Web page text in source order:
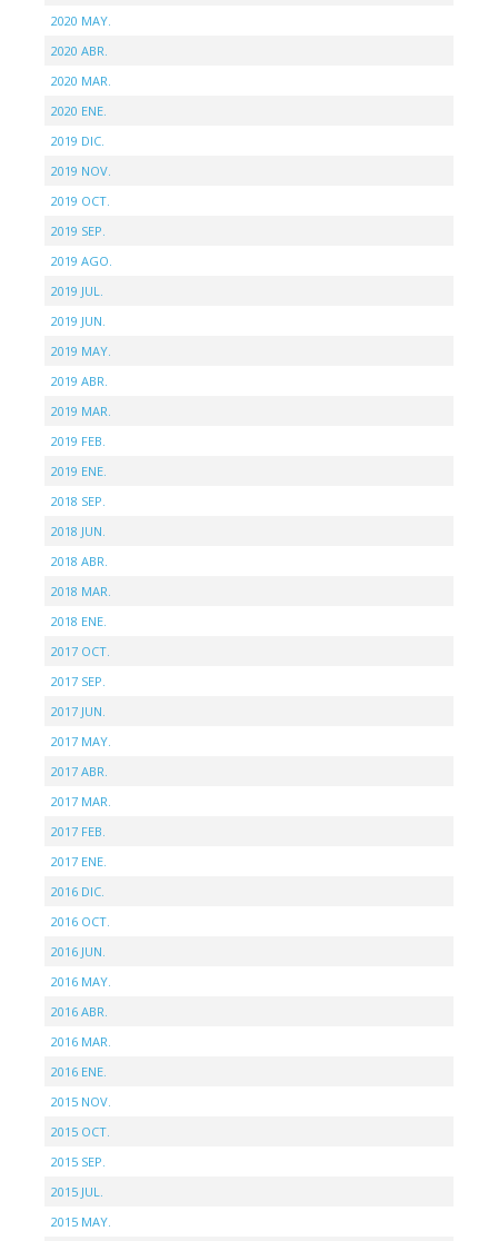
2020 MAY.
2020 ABR.
2020 MAR.
2020 ENE.
2019 DIC.
2019 NOV.
2019 OCT.
2019 SEP.
2019 AGO.
2019 JUL.
2019 JUN.
2019 MAY.
2019 ABR.
2019 MAR.
2019 FEB.
2019 ENE.
2018 SEP.
2018 JUN.
2018 ABR.
2018 MAR.
2018 ENE.
2017 OCT.
2017 SEP.
2017 JUN.
2017 MAY.
2017 ABR.
2017 MAR.
2017 FEB.
2017 ENE.
2016 DIC.
2016 OCT.
2016 JUN.
2016 MAY.
2016 ABR.
2016 MAR.
2016 ENE.
2015 NOV.
2015 OCT.
2015 SEP.
2015 JUL.
2015 MAY.